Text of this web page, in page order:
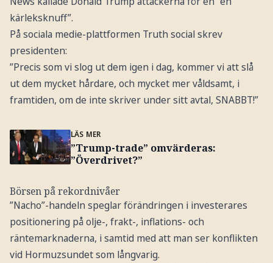
kärleksknuff”.
På sociala medie-plattformen Truth social skrev
presidenten:
”Precis som vi slog ut dem igen i dag, kommer vi att slå
ut dem mycket hårdare, och mycket mer våldsamt, i
framtiden, om de inte skriver under sitt avtal, SNABBT!”
LÄS MER
”Trump-trade” omvärderas:
”Överdrivet?”
Börsen på rekordnivåer
”Nacho”-handeln speglar förändringen i investerares
positionering på olje-, frakt-, inflations- och
räntemarknaderna, i samtid med att man ser konflikten
vid Hormuzsundet som långvarig.